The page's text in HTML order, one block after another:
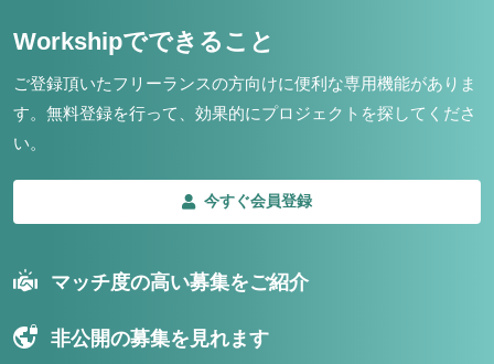
Workshipでできること
ご登録頂いたフリーランスの方向けに便利な専用機能がありま
す。 無料登録を行って、効果的にプロジェクトを探してくださ
い。
今すぐ会員登録
マッチ度の高い募集をご紹介
非公開の募集を見れます